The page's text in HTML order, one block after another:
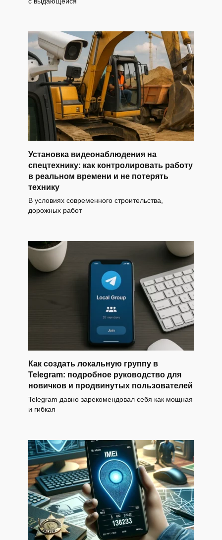
Установка видеонаблюдения на
спецтехнику: как контролировать работу
в реальном времени и не потерять
технику
В условиях современного строительства,
дорожных работ
Как создать локальную группу в
Telegram: подробное руководство для
новичков и продвинутых пользователей
Telegram давно зарекомендовал себя как мощная
и гибкая